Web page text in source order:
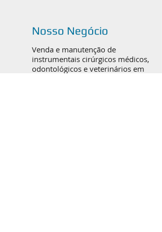
Nosso Negócio
Venda e manutenção de
instrumentais cirúrgicos médicos,
odontológicos e veterinários em